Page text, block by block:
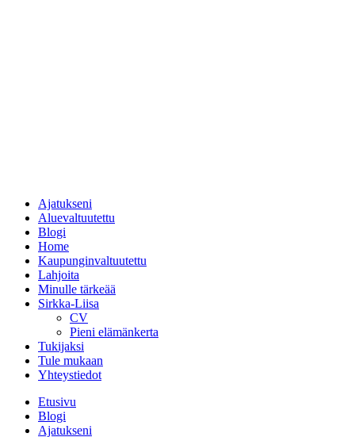
Ajatukseni
Aluevaltuutettu
Blogi
Home
Kaupunginvaltuutettu
Lahjoita
Minulle tärkeää
Sirkka-Liisa
CV
Pieni elämänkerta
Tukijaksi
Tule mukaan
Yhteystiedot
Etusivu
Blogi
Ajatukseni